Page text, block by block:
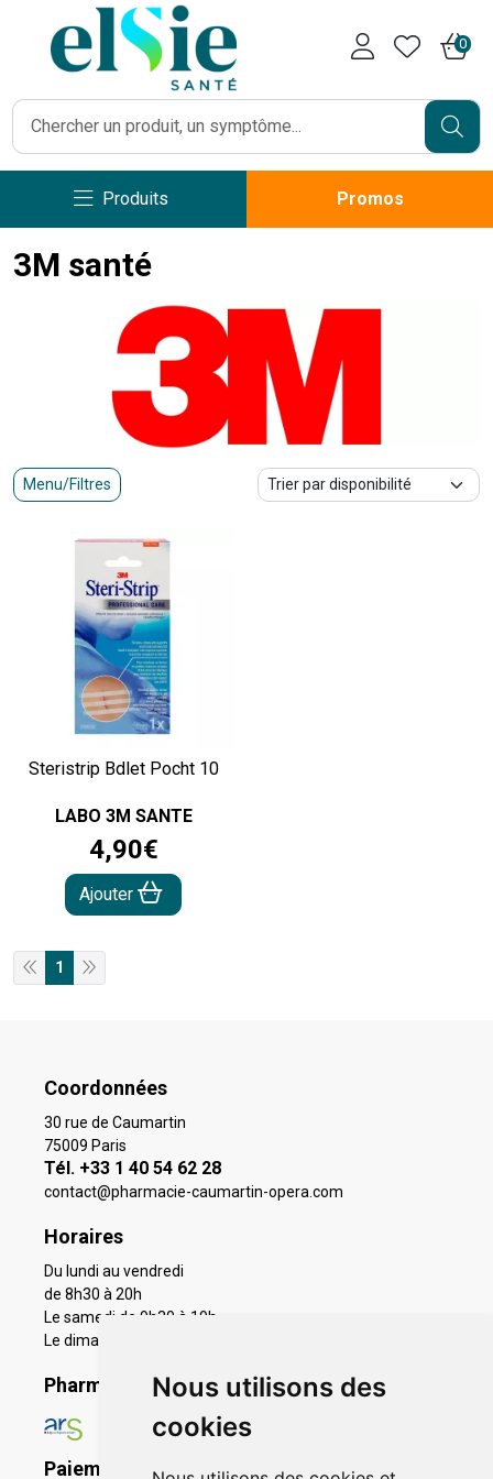
Nous utilisons des
cookies
0
Produits Promos
3M santé
Menu/Filtres
Steristrip Bdlet Pocht 10
LABO 3M SANTE
4,90€
Ajouter
1
Coordonnées
30 rue de Caumartin
75009 Paris
Tél. +33 1 40 54 62 28
contact@pharmacie-caumartin-opera.com
Horaires
Du lundi au vendredi
de 8h30 à 20h
Le samedi de 9h30 à 19h
Le dimanche 11h à 19h
Pharmacie en ligne agréée
Paiement sécurisé